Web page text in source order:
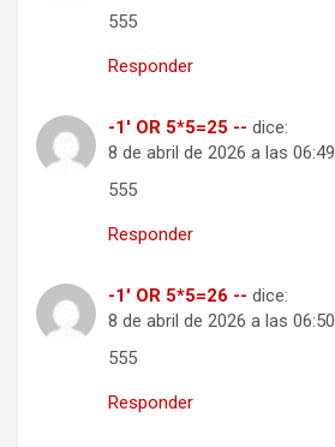
555
Responder
-1' OR 5*5=25 -- dice:
8 de abril de 2026 a las 06:49
555
Responder
-1' OR 5*5=26 -- dice:
8 de abril de 2026 a las 06:50
555
Responder